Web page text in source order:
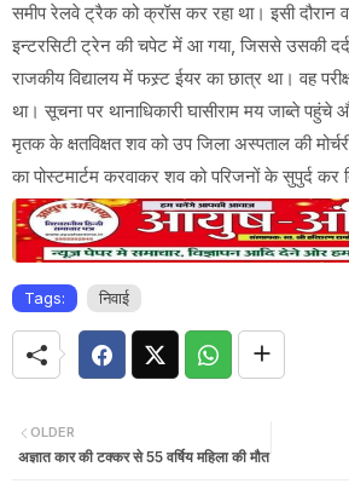
समीप रेलवे ट्रैक को क्रॉस कर रहा था। इसी दौरान
इन्टरसिटी ट्रेन की चपेट में आ गया, जिससे उसकी
राजकीय विद्यालय में फस्र्ट ईयर का छात्र था। वह
था। सूचना पर थानाधिकारी घासीराम मय जाब्ते
मृतक के क्षतविक्षत शव को उप जिला अस्पताल की
का पोस्टमार्टम करवाकर शव को परिजनों के सुपुर्द कर
Tags: निवाई
OLDER
अज्ञात कार की टक्कर से 55 वर्षिय महिला की मौत